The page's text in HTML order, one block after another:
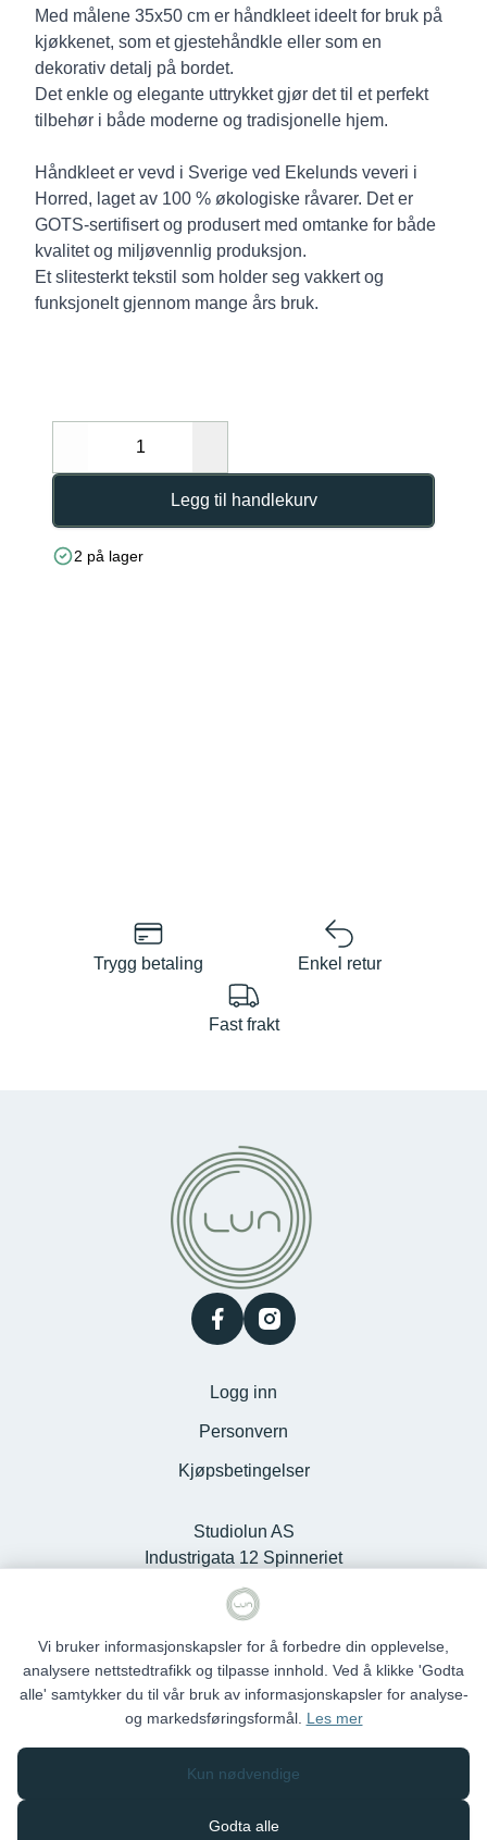
Med målene 35x50 cm er håndkleet ideelt for bruk på
kjøkkenet, som et gjestehåndkle eller som en
dekorativ detalj på bordet.
Det enkle og elegante uttrykket gjør det til et perfekt
tilbehør i både moderne og tradisjonelle hjem.
Håndkleet er vevd i Sverige ved Ekelunds veveri i
Horred, laget av 100 % økologiske råvarer. Det er
GOTS-sertifisert og produsert med omtanke for både
kvalitet og miljøvennlig produksjon.
Et slitesterkt tekstil som holder seg vakkert og
funksjonelt gjennom mange års bruk.
Decrease
Legg til handlekurv
2 på lager
Trygg betaling Enkel retur
Fast frakt
facebookinstagram
Logg inn
Personvern
Kjøpsbetingelser
Studiolun AS
Industrigata 12 Spinneriet
Kjøpesenter, 6100 Volda -
Org.nr. 925127868
Studio Lun © 2026
Siden driftes avShoplabs
Vi bruker informasjonskapsler for å forbedre din opplevelse,
analysere nettstedtrafikk og tilpasse innhold. Ved å klikke 'Godta
alle' samtykker du til vår bruk av informasjonskapsler for analyse-
og markedsføringsformål. Les mer
Kun nødvendige
Godta alle